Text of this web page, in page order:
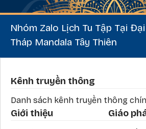
Nhóm Zalo Lịch Tu Tập Tại
Tháp Mandala Tây Thiên
Phần chân
Kênh truyền thông
Danh sách kênh truyền thông
Giới thiệu Giáo